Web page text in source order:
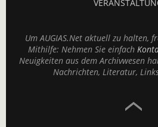
Um AUGIAS.Net aktuell zu halten,
Mithilfe: Nehmen Sie einfach
Neuigkeiten aus dem Archivwesen
Nachrichten, Literatur,